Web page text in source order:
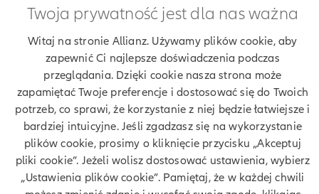
Twoje dane
Polityka prywatności
Znajdź agenta Allianz. Znajdź placówkę Allianz
Ubezpieczenia Allianz Ewa Folaron
Twoja prywatność jest dla nas ważna
Witaj na stronie Allianz. Używamy plików cookie, aby
zapewnić Ci najlepsze doświadczenia podczas
przeglądania. Dzięki cookie nasza strona może
zapamiętać Twoje preferencje i dostosować się do Twoich
potrzeb, co sprawi, że korzystanie z niej będzie łatwiejsze i
bardziej intuicyjne. Jeśli zgadzasz się na wykorzystanie
plików cookie, prosimy o kliknięcie przycisku „Akceptuj
pliki cookie”. Jeżeli wolisz dostosować ustawienia, wybierz
„Ustawienia plików cookie”. Pamiętaj, że w każdej chwili